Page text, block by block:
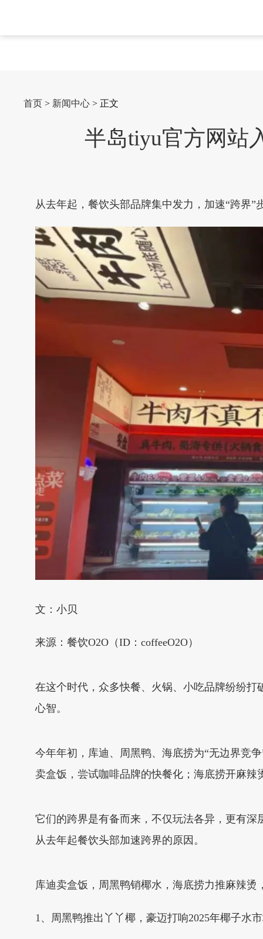
首页 > 新闻中心 > 正文
半岛tiyu官方网站
从去年起，餐饮头部品牌集中发力，加速“跨界
文：小贝
来源：餐饮O2O（ID：coffeeO2O）
在这个时代，众多快餐、火锅、小吃品牌纷纷打
心智。
今年年初，库迪、周黑鸭、海底捞为“无边界竞
卖盒饭，尝试咖啡品牌的快餐化；海底捞开麻辣
它们的跨界是有备而来，不仅玩法各异，更有
从去年起餐饮头部加速跨界的原因。
库迪卖盒饭，周黑鸭销椰水，海底捞力推麻辣烫
1、周黑鸭推出丫丫椰，豪迈打响2025年椰子水